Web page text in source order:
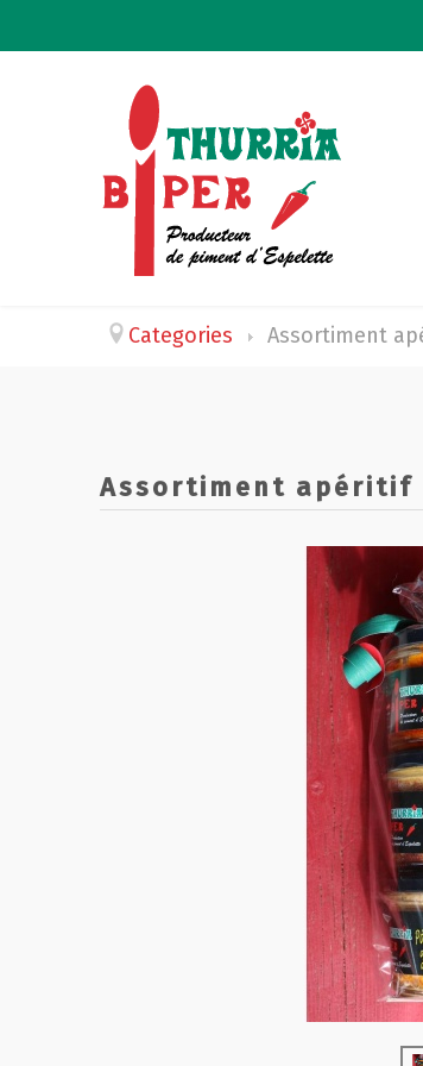
Categories Assortiment
Assortiment apéritif